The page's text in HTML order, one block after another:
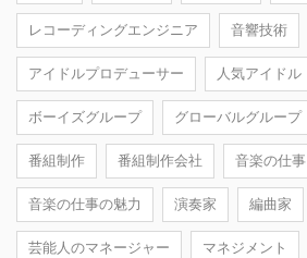
レコーディングエンジニア 音響技術
アイドルプロデューサー 人気アイドル
ボーイズグループ グローバルグループ
番組制作 番組制作会社 音楽の仕事
音楽の仕事の魅力 演奏家 編曲家
芸能人のマネージャー マネジメント